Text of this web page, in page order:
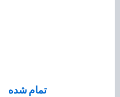
تمام شده